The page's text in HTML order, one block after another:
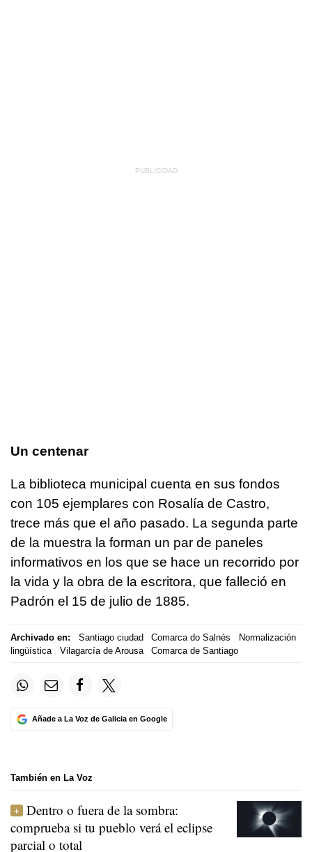
Un centenar
La biblioteca municipal cuenta en sus fondos
con 105 ejemplares con Rosalía de Castro,
trece más que el año pasado. La segunda parte
de la muestra la forman un par de paneles
informativos en los que se hace un recorrido por
la vida y la obra de la escritora, que falleció en
Padrón el 15 de julio de 1885.
Archivado en: Santiago ciudad Comarca do Salnés
Normalización
lingüística
Vilagarcía de Arousa Comarca de Santiago
Añade a La Voz de Galicia en Google
También en La Voz
Dentro o fuera de la sombra:
comprueba si tu pueblo verá el eclipse
parcial o total